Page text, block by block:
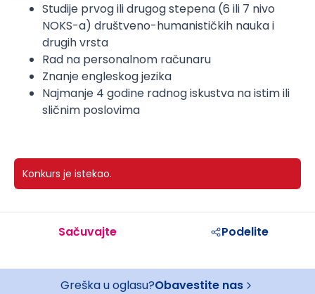
Studije prvog ili drugog stepena (6 ili 7 nivo
NOKS-a) društveno-humanističkih nauka i
drugih vrsta
Rad na personalnom računaru
Znanje engleskog jezika
Najmanje 4 godine radnog iskustva na istim ili
sličnim poslovima
Konkurs je istekao.
Sačuvajte Podelite
Greška u oglasu?Obavestite nas